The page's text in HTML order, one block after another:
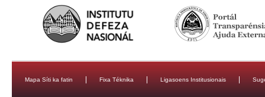
Mapa Síti ka fatin Fixa Téknika Ligasoens Institusionais